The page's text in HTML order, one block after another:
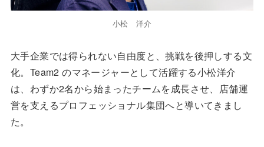
小松 洋介
大手企業では得られない自由度と、挑戦を後押しする文
化。Team2 のマネージャーとして活躍する小松洋介
は、わずか2名から始まったチームを成長させ、店舗運
営を支えるプロフェッショナル集団へと導いてきまし
た。